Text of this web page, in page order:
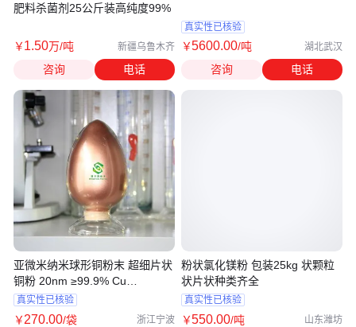
肥料杀菌剂25公斤装高纯度99%
￥1.50万/吨 新疆乌鲁木齐
咨询 电话
亚微米纳米球形铜粉末 超细片状
铜粉 20nm ≥99.9% Cu
BROFOS
真实性已核验
￥270.00/袋 浙江宁波
真实性已核验
￥5600.00/吨 湖北武汉
咨询 电话
粉状氯化镁粉 包装25kg 状颗粒
状片状种类齐全
真实性已核验
￥550.00/吨 山东潍坊